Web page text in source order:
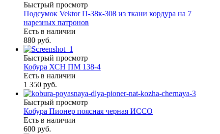
Быстрый просмотр
Подсумок Vektor П-38к-308 из ткани кордура на 7
нарезных патронов
Есть в наличии
880 руб.
Быстрый просмотр
Кобура ХСН ПМ 138-4
Есть в наличии
1 350 руб.
Быстрый просмотр
Кобура Пионер поясная черная ИССО
Есть в наличии
600 руб.